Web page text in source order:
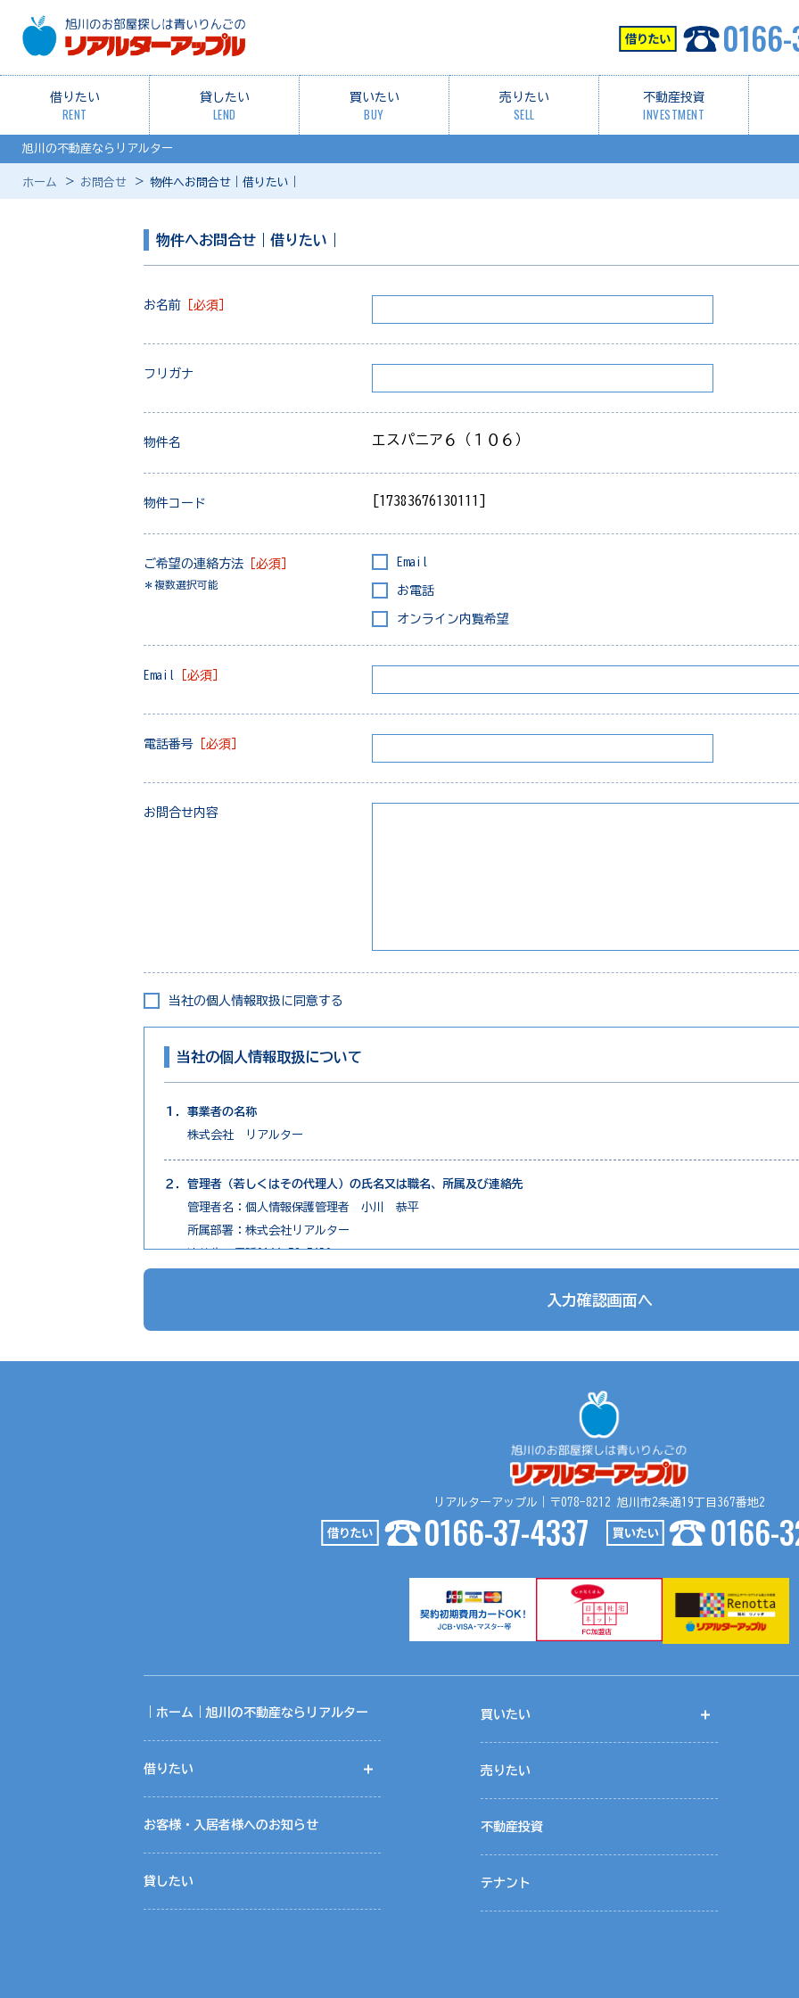
借りたい
RENT
貸したい
LEND
買いたい
BUY
売りたい
SELL
不動産投資
INVESTMENT
旭川の不動産ならリアルター
ホーム お問合せ 物件へお問合せ｜借りたい｜
物件へお問合せ｜借りたい｜
お名前 ［必須］
フリガナ
物件名 エスパニア６（１０６）
物件コード [17383676130111]
ご希望の連絡方法 ［必須］
＊複数選択可能
Email
お電話
オンライン内覧希望
Email ［必須］
電話番号 ［必須］
お問合せ内容
当社の個人情報取扱に同意する
当社の個人情報取扱について
１．事業者の名称
株式会社 リアルター
２．管理者（若しくはその代理人）の氏名又は職名、所属及び連絡先
管理者名：個人情報保護管理者 小川 恭平
所属部署：株式会社リアルター
（１）第三者に提供する目的
氏名、生年月日、住所、電話番号、Ｅメールアドレス等
（４）提供を受ける者の組織の種類、属性
共同利用について当社では、お客様により有益な情報提供をするためにリアルターグループとして総合的にお客様情
共同利用する情報は、氏名、連絡先、物件情報、物件入居状況です。
共同利用に関する取りまとめは、株式会社リアルターの個人情報保護管理者が行っております。
当社は事業運営上、お客様により良いサービスを提供するために業務の一部を外部に委託しています。業務委託先に
この場合、個人情報を適切に取り扱っていると認められる委託先を選定し、契約等において個人情報の適正管理・機
入力確認画面へ
リアルターアップル｜〒078-8212 旭川市2条通19丁目367番地2
0166-37-4337 0166-
｜ホーム｜旭川の不動産ならリアルター
借りたい
お客様・入居者様へのお知らせ
貸したい
買いたい
売りたい
不動産投資
テナント